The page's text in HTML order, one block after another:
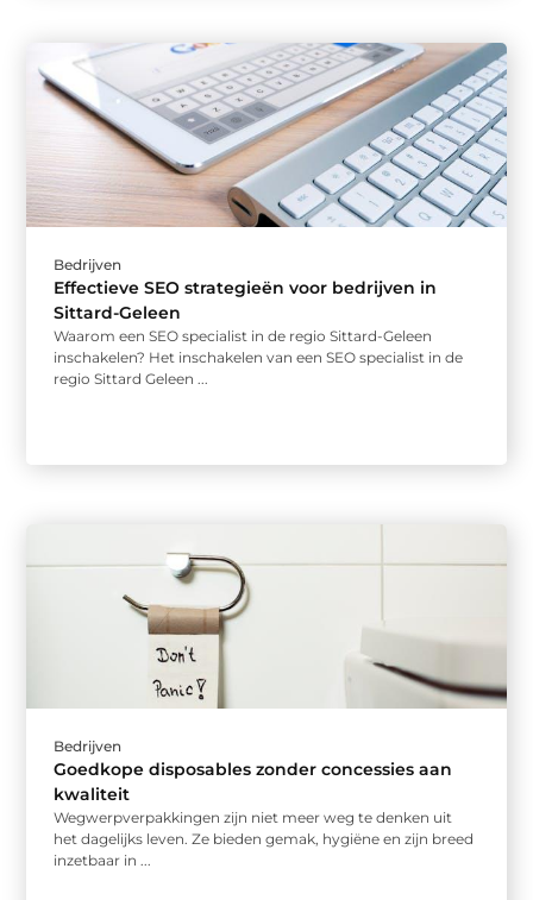
Bedrijven
Effectieve SEO strategieën voor bedrijven in
Sittard-Geleen
Waarom een SEO specialist in de regio Sittard-Geleen
inschakelen? Het inschakelen van een SEO specialist in de
regio Sittard Geleen ...
Bedrijven
Goedkope disposables zonder concessies aan
kwaliteit
Wegwerpverpakkingen zijn niet meer weg te denken uit
het dagelijks leven. Ze bieden gemak, hygiëne en zijn breed
inzetbaar in ...